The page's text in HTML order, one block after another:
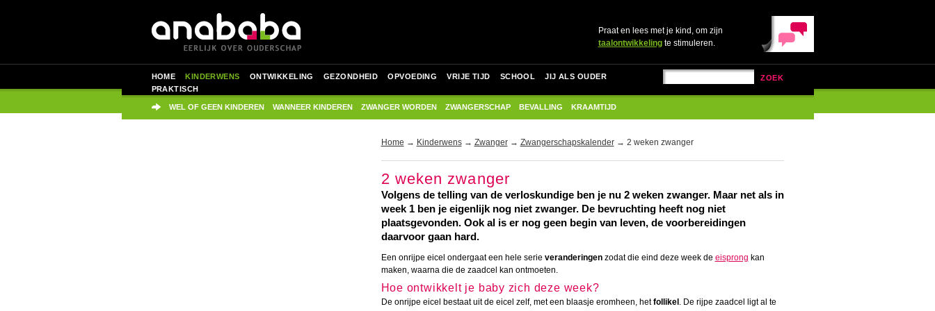
Praat en lees met je kind, om zijn
taalontwikkelingte stimuleren.
ZOEK
HOME KINDERWENS ONTWIKKELING GEZONDHEID OPVOEDING VRIJE TIJD SCHOOL
JIJ ALS OUDER
PRAKTISCH
WEL OF GEEN KINDEREN WANNEER KINDEREN ZWANGER WORDEN ZWANGERSCHAP BEVALLING KRAAMTIJD
Home → Kinderwens→ Zwanger→ Zwangerschapskalender→ 2 weken zwanger
2 weken zwanger
Volgens de telling van de verloskundige ben je nu 2 weken zwanger. Maar net als in
week 1 ben je eigenlijk nog niet zwanger. De bevruchting heeft nog niet
plaatsgevonden. Ook al is er nog geen begin van leven, de voorbereidingen
daarvoor gaan hard.
Een onrijpe eicel ondergaat een hele serie veranderingenzodat die eind deze week de eisprong kan
maken, waarna die de zaadcel kan ontmoeten.
Hoe ontwikkelt je baby zich deze week?
De onrijpe eicel bestaat uit de eicel zelf, met een blaasje eromheen, hetfollikel. De rijpe zaadcel ligt al te